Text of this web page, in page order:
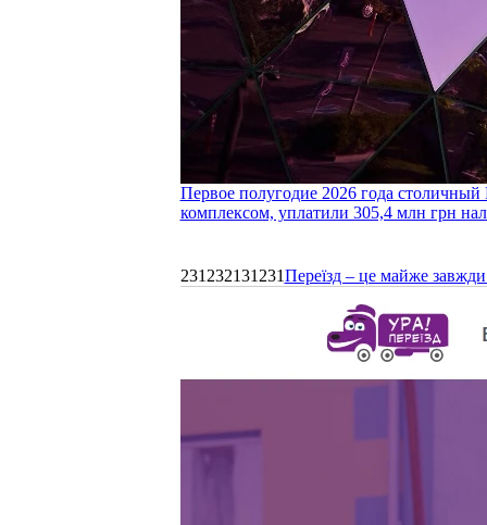
Первое полугодие 2026 года
комплексом, уплатили 305,4 млн грн
231232131231Переїзд – це майже